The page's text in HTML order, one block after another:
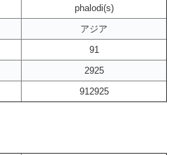
phalodi(s)
アジア
91
2925
912925